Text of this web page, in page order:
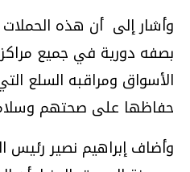
وأشار إلى أن هذه
بصفه دورية في جميع
الأسواق ومراقبه السلع
حفاظها على صحتهم
وأضاف إبراهيم نصير رئيس